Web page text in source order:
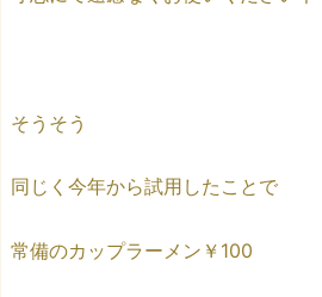
そうそう
同じく今年から試用したことで
常備のカップラーメン￥100